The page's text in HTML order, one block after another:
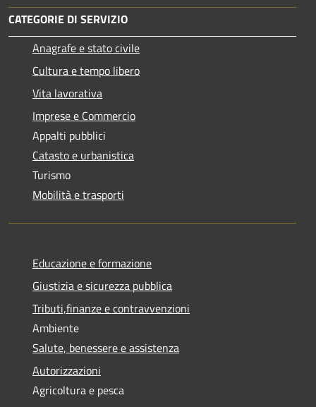
CATEGORIE DI SERVIZIO
Anagrafe e stato civile
Cultura e tempo libero
Vita lavorativa
Imprese e Commercio
Appalti pubblici
Catasto e urbanistica
Turismo
Mobilità e trasporti
Educazione e formazione
Giustizia e sicurezza pubblica
Tributi,finanze e contravvenzioni
Ambiente
Salute, benessere e assistenza
Autorizzazioni
Agricoltura e pesca